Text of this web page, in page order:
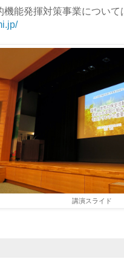
機能発揮対策事業につい
講演スライド